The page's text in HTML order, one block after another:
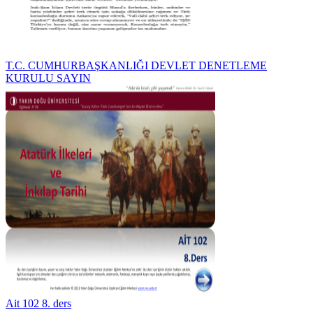
T.C. CUMHURBAŞKANLIĞI DEVLET DENETLEME
KURULU SAYIN
Ait 102 8. ders